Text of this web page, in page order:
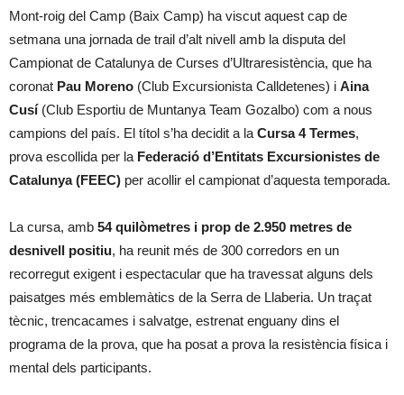
Mont-roig del Camp (Baix Camp) ha viscut aquest cap de
setmana una jornada de trail d’alt nivell amb la disputa del
Campionat de Catalunya de Curses d’Ultraresistència, que ha
coronat Pau Moreno (Club Excursionista Calldetenes) i Aina
Cusí(Club Esportiu de Muntanya Team Gozalbo) com a nous
campions del país. El títol s’ha decidit a la Cursa 4 Termes,
prova escollida per la Federació d’Entitats Excursionistes de
Catalunya (FEEC) per acollir el campionat d’aquesta temporada.
La cursa, amb 54 quilòmetres i prop de 2.950 metres de
desnivell positiu, ha reunit més de 300 corredors en un
recorregut exigent i espectacular que ha travessat alguns dels
paisatges més emblemàtics de la Serra de Llaberia. Un traçat
tècnic, trencacames i salvatge, estrenat enguany dins el
programa de la prova, que ha posat a prova la resistència física i
mental dels participants.